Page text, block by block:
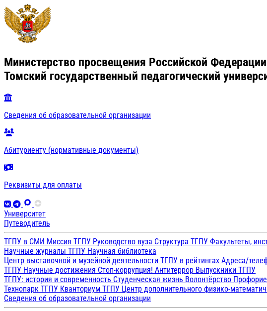
Министерство просвещения Российской Федерации
Томский государственный педагогический
Сведения об образовательной организации
Абитуриенту (нормативные документы)
Реквизиты для оплаты
Университет
Путеводитель
ТГПУ в СМИ Миссия ТГПУ Руководство вуза Структура ТГПУ Факультеты,
Научные журналы ТГПУ Научная библиотека
Центр выставочной и музейной деятельности ТГПУ в рейтингах Адреса/
ТГПУ Научные достижения Стоп-коррупция! Антитеррор Выпускники ТГПУ
ТГПУ: история и современность Студенческая жизнь Волонтёрство
Технопарк ТГПУ Кванториум ТГПУ Центр дополнительного физико-
Сведения об образовательной организации